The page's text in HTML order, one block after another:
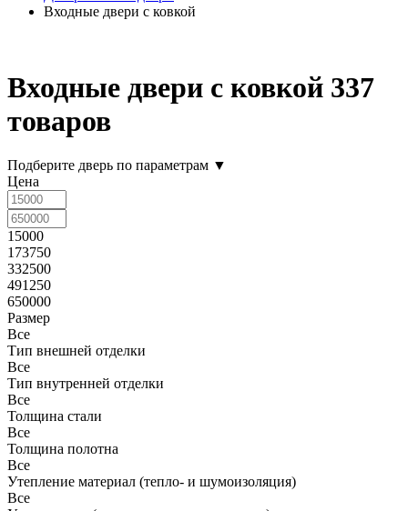
Входные двери с ковкой
Входные двери с ковкой 337
товаров
Подберите дверь по параметрам ▼
Цена
15000
173750
332500
491250
650000
Размер
Все
Тип внешней отделки
Все
Тип внутренней отделки
Все
Толщина стали
Все
Толщина полотна
Все
Утепление материал (тепло- и шумоизоляция)
Все